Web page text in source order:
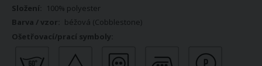
100% polyester
béžová (Cobblestone)